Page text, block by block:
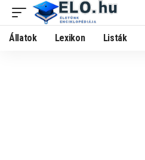
Állatok Lexikon Listák